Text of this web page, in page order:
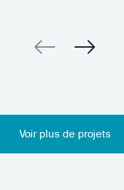
Voir plus de projets